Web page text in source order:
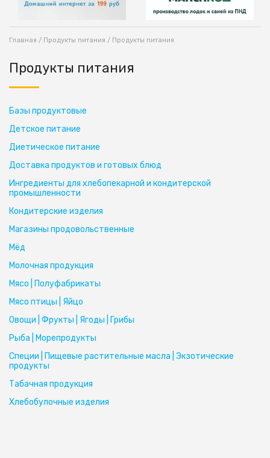
Главная / Продукты питания / Продукты питания
Продукты питания
Базы продуктовые
Детское питание
Диетическое питание
Доставка продуктов и готовых блюд
Ингредиенты для хлебопекарной и кондитерской
промышленности
Кондитерские изделия
Магазины продовольственные
Мёд
Молочная продукция
Мясо | Полуфабрикаты
Мясо птицы | Яйцо
Овощи | Фрукты | Ягоды | Грибы
Рыба | Морепродукты
Специи | Пищевые растительные масла | Экзотические
продукты
Табачная продукция
Хлебобулочные изделия